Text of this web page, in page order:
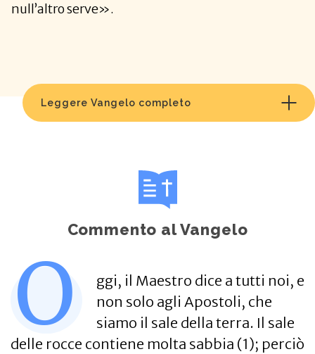
null’altro serve».
Leggere Vangelo completo
Commento al Vangelo
O
ggi, il Maestro dice a tutti noi, e
non solo agli Apostoli, che
siamo il sale della terra. Il sale
delle rocce contiene molta sabbia (1); perciò